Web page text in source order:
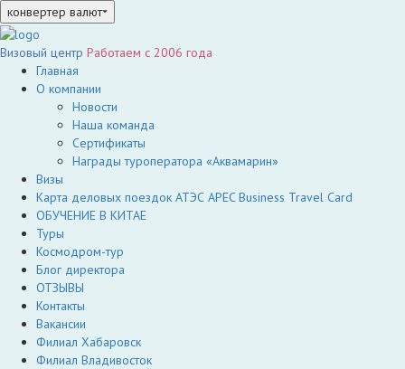
конвертер валют
Визовый центр Работаем c 2006 года
Главная
О компании
Новости
Наша команда
Сертификаты
Награды туроператора «Аквамарин»
Визы
Карта деловых поездок АТЭС APEC Business Travel Card
ОБУЧЕНИЕ В КИТАЕ
Туры
Космодром-тур
Блог директора
ОТЗЫВЫ
Контакты
Вакансии
Филиал Хабаровск
Филиал Владивосток